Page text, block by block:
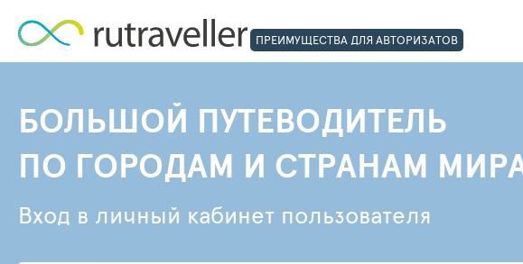
ПРЕИМУЩЕСТВА ДЛЯ АВТОРИЗАТОВ
БОЛЬШОЙ ПУТЕВОДИТЕЛЬ
ПО ГОРОДАМ И СТРАНАМ
Вход в личный кабинет пользователя